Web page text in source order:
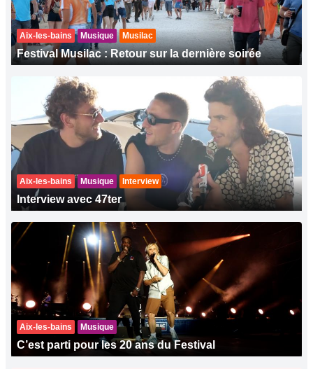
Aix-les-bains Musique Musilac
Festival Musilac : Retour sur la dernière soirée
Aix-les-bains Musique Interview
Interview avec 47ter
Aix-les-bains Musique
C’est parti pour les 20 ans du Festival